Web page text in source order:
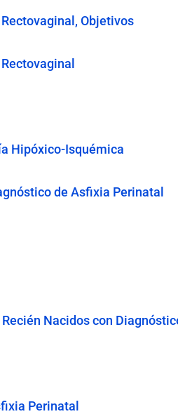
Objetivos
Hipóxico-Isquémica
de Asfixia Perinatal
Nacidos con
Perinatal